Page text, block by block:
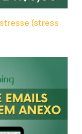
(stress